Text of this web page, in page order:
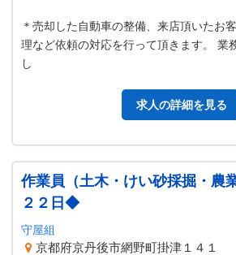
＊売却した自動車の整備、来店頂いたお
理など依頼の対応を行って頂きます。 業
し
求人の詳細を見る
作業員（土木・けい砂採掘・農
２２日◆
守屋組
京都府京丹後市網野町掛津１４１